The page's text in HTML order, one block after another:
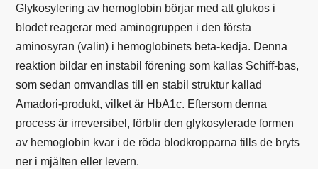
Glykosylering av hemoglobin börjar med att glukos i
blodet reagerar med aminogruppen i den första
aminosyran (valin) i hemoglobinets beta-kedja. Denna
reaktion bildar en instabil förening som kallas Schiff-bas,
som sedan omvandlas till en stabil struktur kallad
Amadori-produkt, vilket är HbA1c. Eftersom denna
process är irreversibel, förblir den glykosylerade formen
av hemoglobin kvar i de röda blodkropparna tills de bryts
ner i mjälten eller levern.